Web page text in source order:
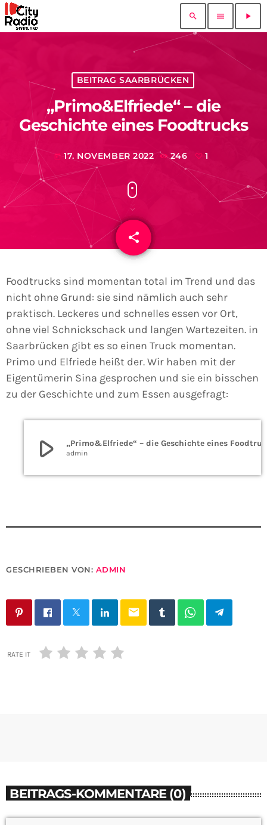
search menu play_arrow
BEITRAG SAARBRÜCKEN
„Primo&Elfriede“ – die
Geschichte eines Foodtrucks
today 17. NOVEMBER 2022 246 1
share
email
Foodtrucks sind momentan total im Trend und das
nicht ohne Grund: sie sind nämlich auch sehr
praktisch. Leckeres und schnelles essen vor Ort,
ohne viel Schnickschack und langen Wartezeiten. in
Saarbrücken gibt es so einen Truck momentan.
Primo und Elfriede heißt der. Wir haben mit der
Eigentümerin Sina gesprochen und sie ein bisschen
zu der Geschichte und zum Essen ausgefragt:
play_arrow admin
GESCHRIEBEN VON: ADMIN
email
RATE IT
BEITRAGS-KOMMENTARE (0)